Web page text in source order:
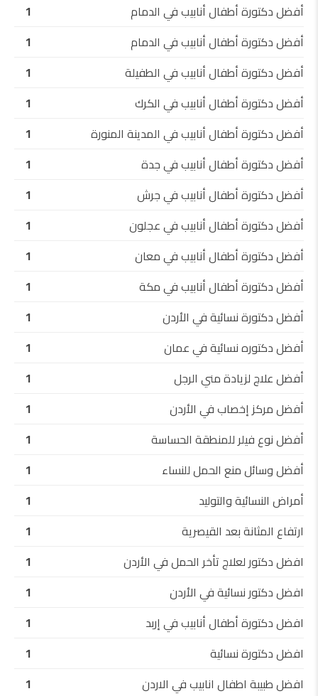
أفضل دكتورة أطفال أنابيب في الدمام
1
أفضل دكتورة أطفال أنابيب في الدمام
1
أفضل دكتورة أطفال أنابيب في الطفيلة
1
أفضل دكتورة أطفال أنابيب في الكرك
1
أفضل دكتورة أطفال أنابيب في المدينة المنورة
1
أفضل دكتورة أطفال أنابيب في جدة
1
أفضل دكتورة أطفال أنابيب في جرش
1
أفضل دكتورة أطفال أنابيب في عجلون
1
أفضل دكتورة أطفال أنابيب في معان
1
أفضل دكتورة أطفال أنابيب في مكة
1
أفضل دكتورة نسائية في الأردن
1
أفضل دكتوره نسائية في عمان
1
أفضل علاج لزيادة مني الرجل
1
أفضل مركز إخصاب في الأردن
1
أفضل نوع فيلر للمنطقة الحساسة
1
أفضل وسائل منع الحمل للنساء
1
أمراض النسائية والتوليد
1
ارتفاع المثانة بعد القيصرية
1
افضل دكتور لعلاج تأخر الحمل في الأردن
1
افضل دكتور نسائية في الأردن
1
افضل دكتورة أطفال أنابيب في إربد
1
افضل دكتورة نسائية
1
افضل طبيبة اطفال انابيب في الاردن
1